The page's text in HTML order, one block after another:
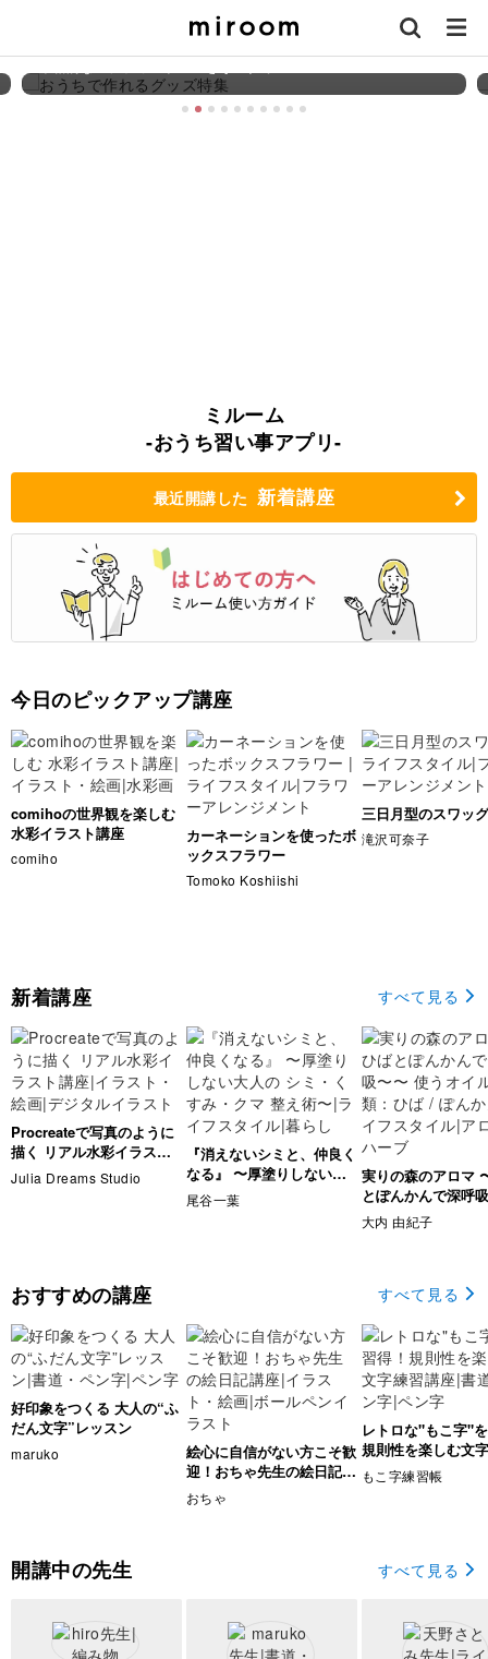
【講座特集】おうちで作れるグッズ特集
ミルーム
-おうち習い事アプリ-
最近開講した 新着講座
今日のピックアップ講座
comihoの世界観を楽しむ
水彩イラスト講座
comiho
カーネーションを使ったボ
ックスフラワー
Tomoko Koshiishi
三日月型のスワッグ
滝沢可奈子
新着講座 すべて見る
Procreateで写真のように
描く リアル水彩イラスト
講座
Julia Dreams Studio
『消えないシミと、仲良く
なる』 〜厚塗りしない大
人の シミ・くすみ・クマ
整え術〜
尾谷一葉
実りの森のアロマ
とぽんかんで深呼
使うオイルの種類
ぽんかん
大内 由紀子
おすすめの講座 すべて見る
好印象をつくる 大人の“ふ
だん文字”レッスン
maruko
絵心に自信がない方こそ歓
迎！おちゃ先生の絵日記講
座
おちゃ
レトロな"もこ字"
規則性を楽しむ文
座
もこ字練習帳
開講中の先生 すべて見る